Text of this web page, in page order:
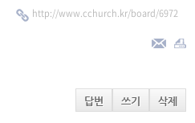
http://www.cchurch.kr/board/6972
답변 쓰기 삭제